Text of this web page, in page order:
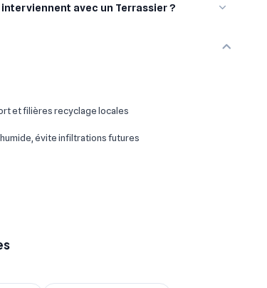
avec un Terrassier ?
et filières recyclage locales
évite infiltrations futures